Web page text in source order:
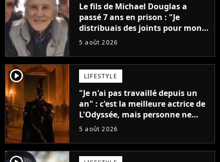
Le fils de Michael Douglas a
passé 7 ans en prison : "Je
distribuais des joints pour mon
père"
5 août 2026
player2 LIFESTYLE
"Je n'ai pas travaillé depuis un
an" : c'est la meilleure actrice de
L'Odyssée, mais personne ne
veut lui donner de rôle au
5 août 2026